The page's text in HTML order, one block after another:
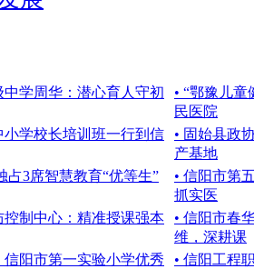
中学周华：潜心育人守初
• “鄂豫儿
民医院
小学校长培训班一行到信
• 固始县政
产基地
占3席智慧教育“优等生”
• 信阳市第
抓实医
控制中心：精准授课强本
• 信阳市春
维，深耕课
信阳市第一实验小学优秀
• 信阳工程